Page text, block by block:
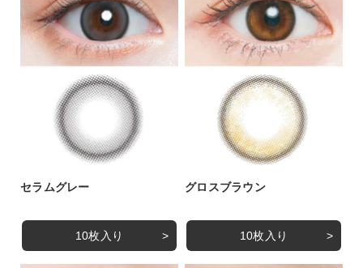
セラムグレー
10枚入り
グロスブラウン
10枚入り